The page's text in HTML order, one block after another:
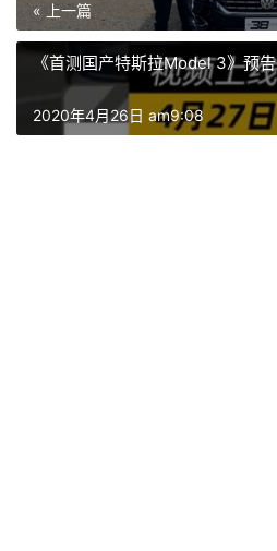
« 上一篇
《首测国产特斯拉Model 3》预告
2020年4月26日 am9:08